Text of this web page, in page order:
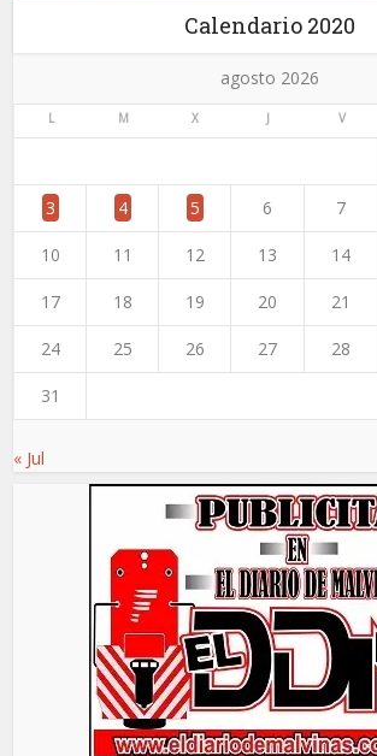
Calendario 2020
agosto 2026
L M X J V
3 4 5 6 7
10 11 12 13 14
17 18 19 20 21
24 25 26 27 28
31
« Jul